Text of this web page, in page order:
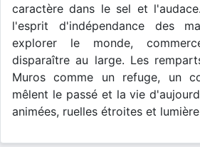
caractère dans le sel et
l'esprit d'indépendance des
explorer le monde,
disparaître au large. Les
Muros comme un refuge, un
mêlent le passé et la vie
animées, ruelles étroites et